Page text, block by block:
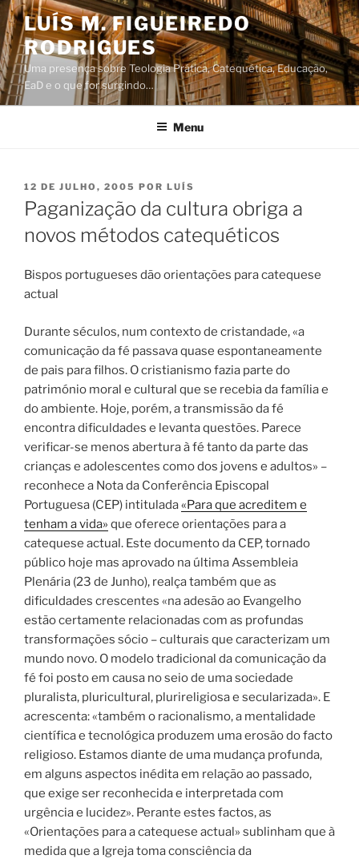
Saltar
para
o
conteúdo
LUÍS M. FIGUEIREDO
RODRIGUES
Uma presença sobre Teologia Prática, Catequética, Educação,
EaD e o que for surgindo…
Menu
PUBLICADO
EM
12 DE JULHO, 2005 POR LUÍS
Paganização da cultura obriga a
novos métodos catequéticos
Bispos portugueses dão orientações para catequese
actual
Durante séculos, num contexto de cristandade, «a
comunicação da fé passava quase espontaneamente
de pais para filhos. O cristianismo fazia parte do
património moral e cultural que se recebia da família e
do ambiente. Hoje, porém, a transmissão da fé
encontra dificuldades e levanta questões. Parece
verificar-se menos abertura à fé tanto da parte das
crianças e adolescentes como dos jovens e adultos» –
reconhece a Nota da Conferência Episcopal
Portuguesa (CEP) intitulada«Para que acreditem e
tenham a vida» que oferece orientações para a
catequese actual. Este documento da CEP, tornado
público hoje mas aprovado na última Assembleia
Plenária (23 de Junho), realça também que as
dificuldades crescentes «na adesão ao Evangelho
estão certamente relacionadas com as profundas
transformações sócio – culturais que caracterizam um
mundo novo. O modelo tradicional da comunicação da
fé foi posto em causa no seio de uma sociedade
pluralista, pluricultural, plurireligiosa e secularizada». E
acrescenta: «também o racionalismo, a mentalidade
científica e tecnológica produzem uma erosão do facto
religioso. Estamos diante de uma mudança profunda,
em alguns aspectos inédita em relação ao passado,
que exige ser reconhecida e interpretada com
urgência e lucidez». Perante estes factos, as
«Orientações para a catequese actual» sublinham que à
medida que a Igreja toma consciência da